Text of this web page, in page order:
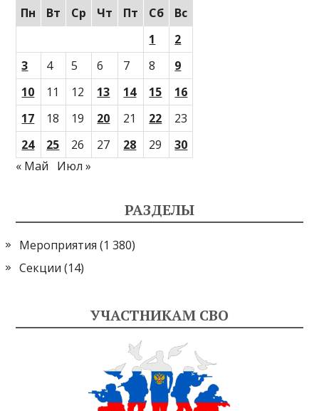
Пн Вт Ср Чт Пт Сб
Вс
1
2
3
4 5 6 7 8
9
10
11 12 13 14 15
16
17
18 19 20 21 22
23
24
25 26 27 28 29
30
« Май
Июл »
РАЗДЕЛЫ
Мероприятия (1 380)
Секции (14)
УЧАСТНИКАМ СВО